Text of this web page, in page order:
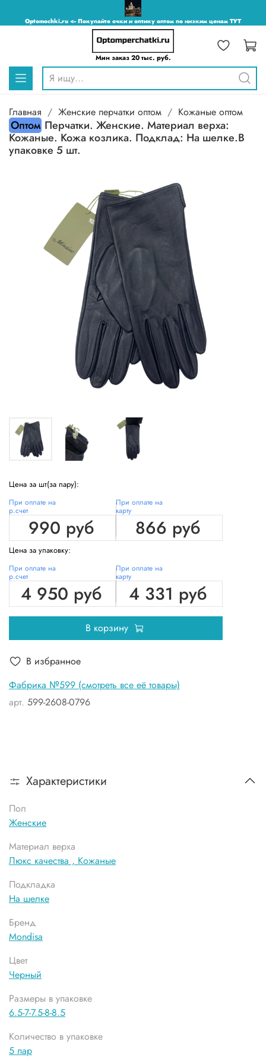
Optomochki.ru <-- Покупайте очки и оптику оптом по низким ценам ТУТ
Мин заказ 20 тыс. руб.
Главная Женские перчатки оптом Кожаные оптом
Оптом Перчатки. Женские. Материал верха:
Кожаные. Кожа козлика. Подклад: На шелке.В
упаковке 5 шт.
Фабрика №599 (смотреть все её товары)
арт. 599-2608-0796
Цена за шт(за пару):
При оплате на
р.счет
990 руб
При оплате на
карту
866 руб
Цена за упаковку:
При оплате на
р.счет
4 950 руб
При оплате на
карту
4 331 руб
В корзину
В избранное
Характеристики
Пол
Женские
Материал верха
Люкс качества , Кожаные
Подкладка
На шелке
Бренд
Mondisa
Цвет
Черный
Размеры в упаковке
6.5-7-7.5-8-8.5
Количество в упаковке
5 пар